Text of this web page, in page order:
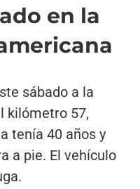
en la
sábado a la
kilómetro 57,
tenía 40 años y
a pie. El vehículo